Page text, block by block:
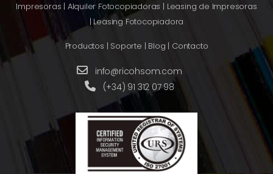
Impresoras | Alquiler Fotocopiadoras | Leasing de Impresoras
|Leasing Fotocopiadora
Productos | Soporte | Blog | Contacto
info@ricohsom.com
(+34) 91 312 07 98